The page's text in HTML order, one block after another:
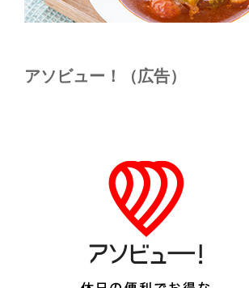
アソビュー！（広告）